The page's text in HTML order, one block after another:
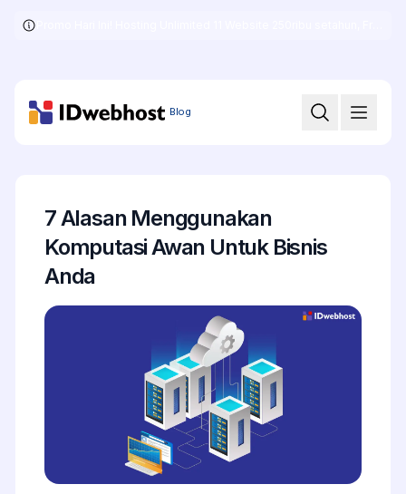
Blog
7 Alasan Menggunakan
Komputasi Awan Untuk Bisnis
Anda